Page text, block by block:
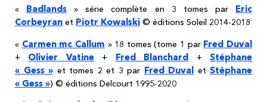
« Badlands » série complète en 3 tomes par Eric
Corbeyran et Piotr Kowalski © éditions Soleil 2014-2018
« Carmen mc Callum » 18 tomes (tome 1 par Fred Duval
+ Olivier Vatine+ Fred Blanchard +Stéphane
« Gess » et tomes 2 et 3 par Fred Duval et Stéphane
« Gess ») © éditions Delcourt 1995-2020